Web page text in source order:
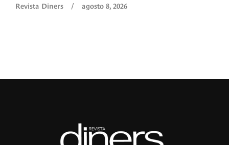
Revista Diners / agosto 8, 2026